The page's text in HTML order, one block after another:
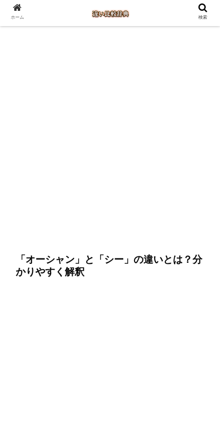
「オーシャン」と「シー」の違いとは？分
かりやすく解釈
ホーム 検索